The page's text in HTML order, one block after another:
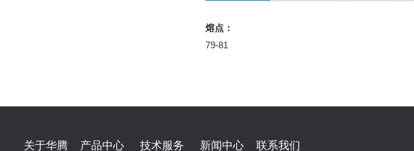
熔点：
79-81
关于华腾 产品中心 技术服务 新闻中心 联系我们